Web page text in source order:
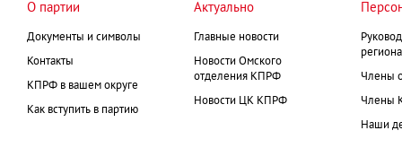
О партии
Документы и символы
Контакты
КПРФ в вашем округе
Как вступить в партию
Актуально
Главные новости
Новости Омского
отделения КПРФ
Новости ЦК КПРФ
Члены
Члены
Наши